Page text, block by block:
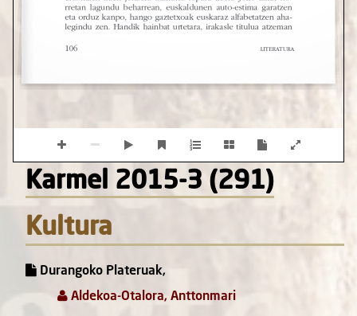
Karmel 2015-3 (291)
Kultura
Durangoko Plateruak,
Aldekoa-Otalora, Anttonmari